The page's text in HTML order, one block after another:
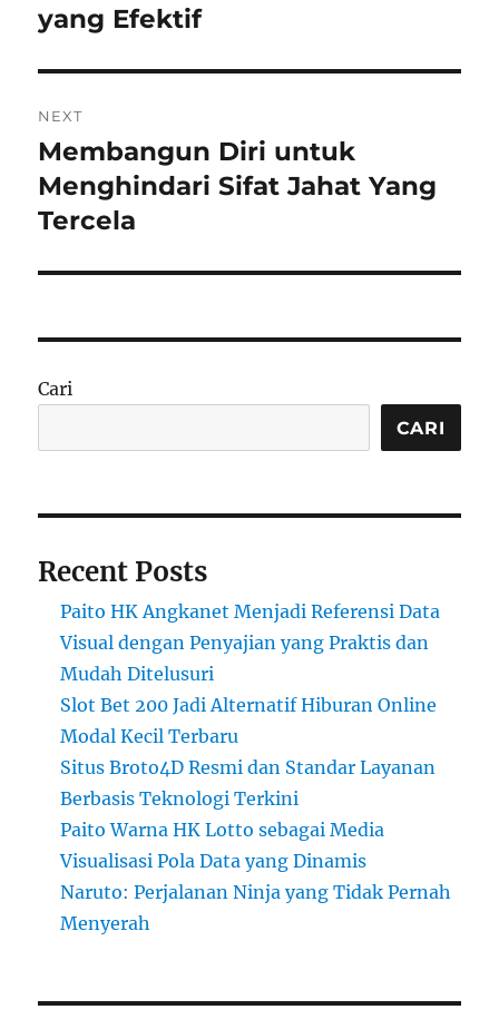
yang Efektif
NEXT
Next
post:
Membangun Diri untuk
Menghindari Sifat Jahat Yang
Tercela
Cari
CARI
Recent Posts
Paito HK Angkanet Menjadi Referensi Data
Visual dengan Penyajian yang Praktis dan
Mudah Ditelusuri
Slot Bet 200 Jadi Alternatif Hiburan Online
Modal Kecil Terbaru
Situs Broto4D Resmi dan Standar Layanan
Berbasis Teknologi Terkini
Paito Warna HK Lotto sebagai Media
Visualisasi Pola Data yang Dinamis
Naruto: Perjalanan Ninja yang Tidak Pernah
Menyerah